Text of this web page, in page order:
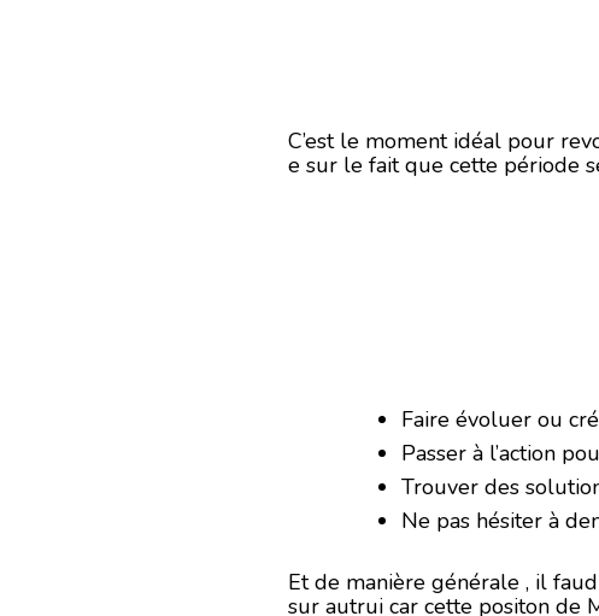
C’est le moment idéal pour
e sur le fait que cette période
Faire évoluer ou
Passer à l’action
Trouver des
Ne pas hésiter à
Et de manière générale , il
sur autrui car cette positon de